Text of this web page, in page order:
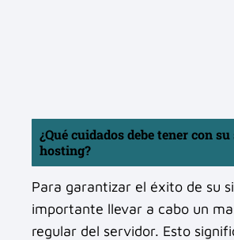
¿Qué cuidados debe tener con
hosting?
Para garantizar el éxito de su
importante llevar a cabo un
regular del servidor. Esto